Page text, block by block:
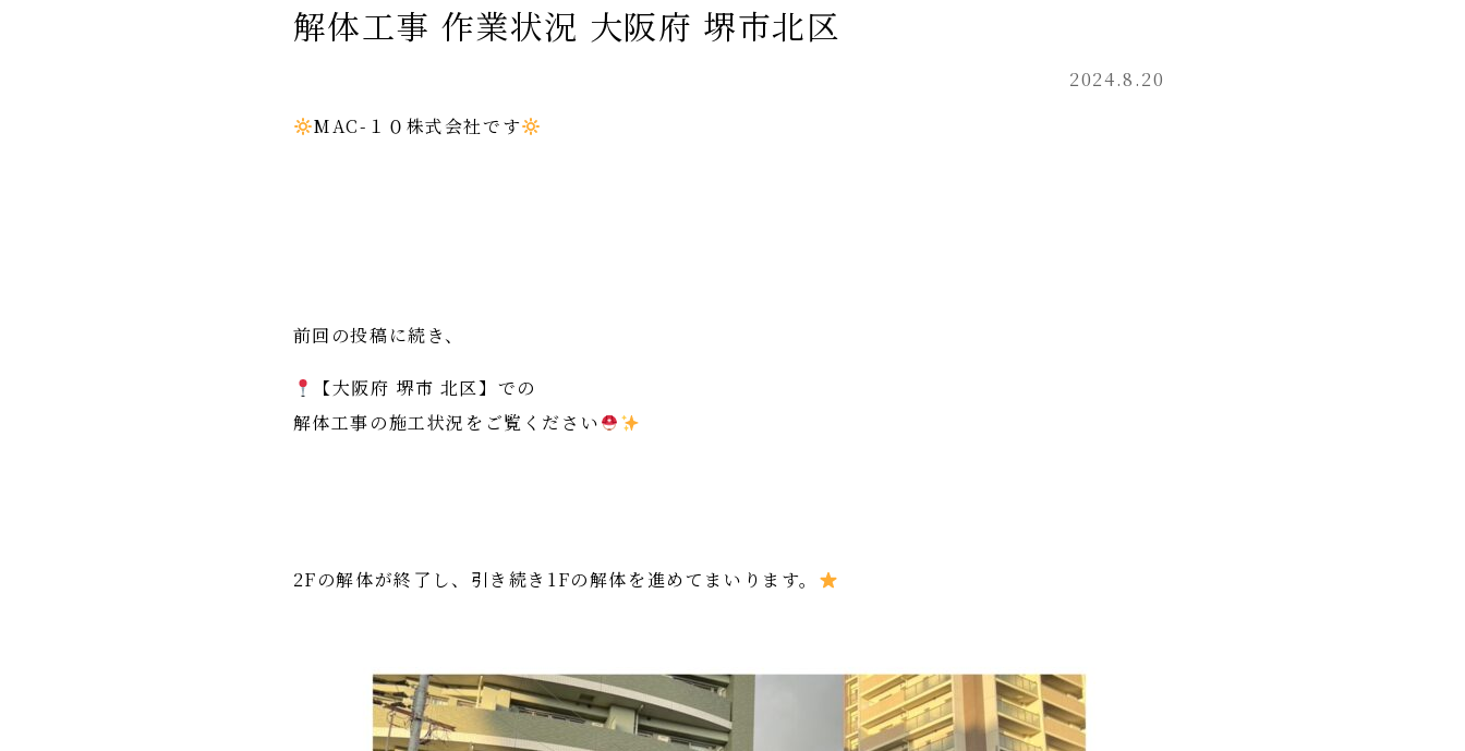
解体工事 作業状況 大阪府 堺市北区
2024.8.20
MAC-１０株式会社です
前回の投稿に続き、
【大阪府 堺市 北区】での
解体工事の施工状況をご覧ください
2Fの解体が終了し、引き続き1Fの解体を進めてまいります。